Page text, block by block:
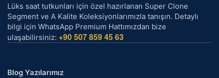
Lüks saat tutkunları için özel hazırlanan Super Clone
Segment ve A Kalite Koleksiyonlarımızla tanışın. Detaylı
bilgi için WhatsApp Premium Hattımızdan bize
ulaşabilirsiniz: +90 507 859 45 63
Blog Yazılarımız